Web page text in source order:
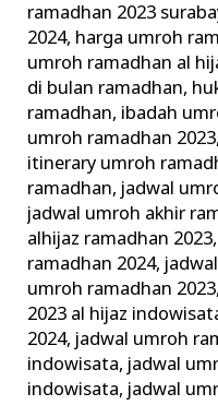
ramadhan 2023
2024, harga umroh
umroh ramadhan al
di bulan ramadhan,
ramadhan, ibadah
umroh ramadhan 2023,
itinerary umroh
ramadhan, jadwal
jadwal umroh akhir
alhijaz ramadhan 2023,
ramadhan 2024,
umroh ramadhan 2023,
2023 al hijaz
2024, jadwal umroh
indowisata, jadwal
indowisata, jadwal